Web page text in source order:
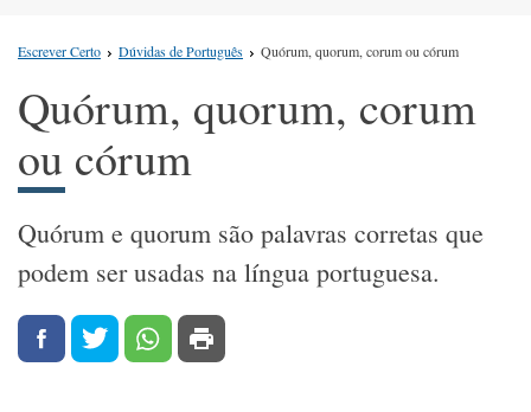
Escrever Certo Dúvidas de Português Quórum, quorum, corum ou córum
Quórum, quorum, corum
ou córum
Quórum e quorum são palavras corretas que
podem ser usadas na língua portuguesa.